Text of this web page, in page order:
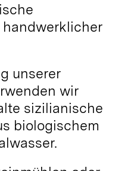
unserer
wir
sizilianische
biologischem